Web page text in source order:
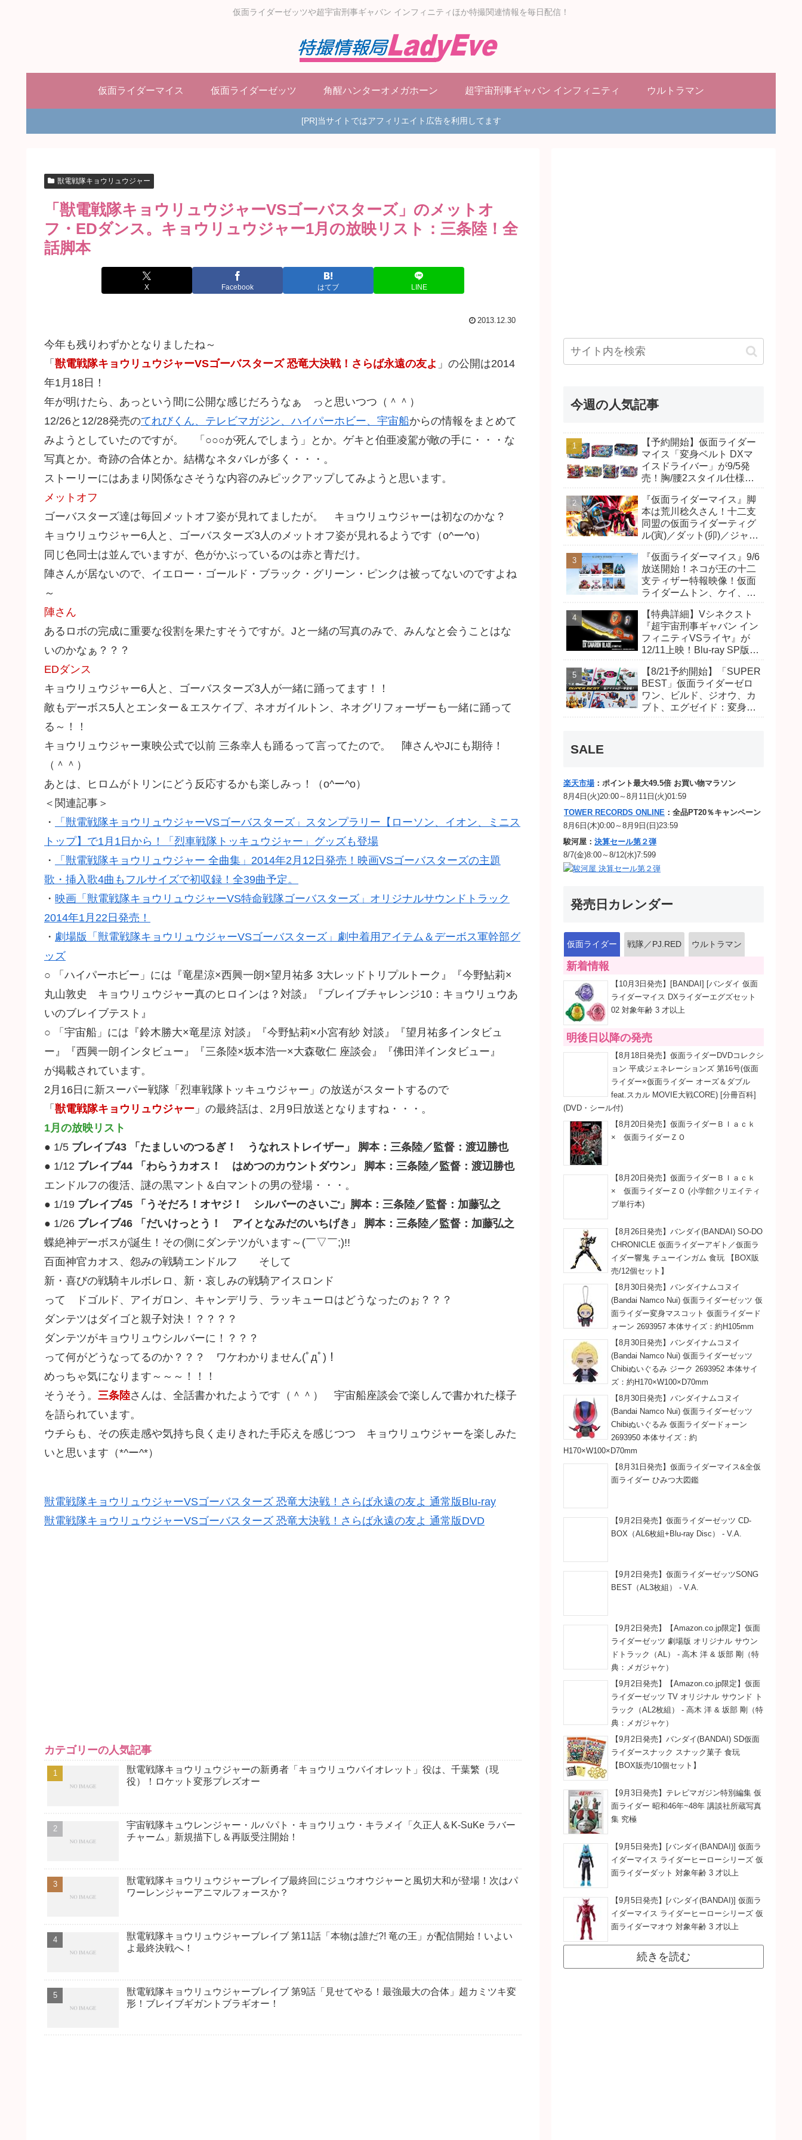
仮面ライダーゼッツや超宇宙刑事ギャバン インフィニティほか特撮関連情報を毎日配信！
仮面ライダーマイス 仮面ライダーゼッツ 角醒ハンターオメガホーン 超宇宙刑事ギャバン インフィニティ ウルトラマン
[PR]当サイトではアフィリエイト広告を利用してます
獣電戦隊キョウリュウジャー
「獣電戦隊キョウリュウジャーVSゴーバスターズ」のメットオ
フ・EDダンス。キョウリュウジャー1月の放映リスト：三条陸！全
話脚本
X Facebook はてブ LINE
2013.12.30
今年も残りわずかとなりましたね～
「 獣電戦隊キョウリュウジャーVSゴーバスターズ 恐竜大決戦！さらば永遠の友よ 」の公開は2014
年1月18日！
年が明けたら、あっという間に公開な感じだろうなぁ っと思いつつ（＾＾）
12/26と12/28発売のてれびくん、テレビマガジン、ハイパーホビー、宇宙船からの情報をまとめて
みようとしていたのですが。 「○○○が死んでしまう」とか。ゲキと伯亜凌駕が敵の手に・・・な
写真とか。奇跡の合体とか。結構なネタバレが多く・・・。
ストーリーにはあまり関係なさそうな内容のみピックアップしてみようと思います。
メットオフ
ゴーバスターズ達は毎回メットオフ姿が見れてましたが。 キョウリュウジャーは初なのかな？
キョウリュウジャー6人と、ゴーバスターズ3人のメットオフ姿が見れるようです（o^ー^o）
同じ色同士は並んでいますが、色がかぶっているのは赤と青だけ。
陣さんが居ないので、イエロー・ゴールド・ブラック・グリーン・ピンクは被ってないのですよね
～
陣さん
あるロボの完成に重要な役割を果たすそうですが。Jと一緒の写真のみで、みんなと会うことはな
いのかなぁ？？？
EDダンス
キョウリュウジャー6人と、ゴーバスターズ3人が一緒に踊ってます！！
敵もデーボス5人とエンター＆エスケイプ、ネオガイルトン、ネオグリフォーザーも一緒に踊って
る～！！
キョウリュウジャー東映公式で以前 三条幸人も踊るって言ってたので。 陣さんやJにも期待！
（＾＾）
あとは、ヒロムがトリンにどう反応するかも楽しみっ！（o^ー^o）
＜関連記事＞
・
「獣電戦隊キョウリュウジャーVSゴーバスターズ」スタンプラリー【ローソン、イオン、ミニス
トップ】で1月1日から！「烈車戦隊トッキュウジャー」グッズも登場
・
「獣電戦隊キョウリュウジャー 全曲集」2014年2月12日発売！映画VSゴーバスターズの主題
歌・挿入歌4曲もフルサイズで初収録！全39曲予定。
・ 映画「獣電戦隊キョウリュウジャーVS特命戦隊ゴーバスターズ」オリジナルサウンドトラック
2014年1月22日発売！
・ 劇場版「獣電戦隊キョウリュウジャーVSゴーバスターズ」劇中着用アイテム＆デーボス軍幹部グ
ッズ
○ 「ハイパーホビー」には『竜星涼×西興一朗×望月祐多 3大レッドトリプルトーク』『今野鮎莉×
丸山敦史 キョウリュウジャー真のヒロインは？対談』『ブレイブチャレンジ10：キョウリュウあ
いのブレイブテスト』
○ 「宇宙船」には『鈴木勝大×竜星涼 対談』『今野鮎莉×小宮有紗 対談』『望月祐多インタビュ
ー』『西興一朗インタビュー』『三条陸×坂本浩一×大森敬仁 座談会』『佛田洋インタビュー』
が掲載されています。
2月16日に新スーパー戦隊「烈車戦隊トッキュウジャー」の放送がスタートするので
「 獣電戦隊キョウリュウジャー 」の最終話は、2月9日放送となりますね・・・。
1月の放映リスト
● 1/5 ブレイブ43 「たましいのつるぎ！ うなれストレイザー」 脚本：三条陸／監督：渡辺勝也
● 1/12 ブレイブ44 「わらうカオス！ はめつのカウントダウン」 脚本：三条陸／監督：渡辺勝也
エンドルフの復活、謎の黒マント＆白マントの男の登場・・・。
● 1/19 ブレイブ45 「うそだろ！オヤジ！ シルバーのさいご」脚本：三条陸／監督：加藤弘之
● 1/26 ブレイブ46 「だいけっとう！ アイとなみだのいちげき」 脚本：三条陸／監督：加藤弘之
蝶絶神デーボスが誕生！その側にダンテツがいます～(￣▽￣;)!!
百面神官カオス、怨みの戦騎エンドルフ そして
新・喜びの戦騎キルボレロ、新・哀しみの戦騎アイスロンド
って ドゴルド、アイガロン、キャンデリラ、ラッキューロはどうなったのぉ？？？
ダンテツはダイゴと親子対決！？？？？
ダンテツがキョウリュウシルバーに！？？？
って何がどうなってるのか？？？ ワケわかりません(ﾟдﾟ)！
めっちゃ気になります～～～！！！
そうそう。 三条陸さんは、全話書かれたようです（＾＾） 宇宙船座談会で楽しんで書かれた様子
を語られています。
ウチらも、その疾走感や気持ち良く走りきれた手応えを感じつつ キョウリュウジャーを楽しみた
いと思います（*^ー^*）
獣電戦隊キョウリュウジャーVSゴーバスターズ 恐竜大決戦！さらば永遠の友よ 通常版Blu-ray
獣電戦隊キョウリュウジャーVSゴーバスターズ 恐竜大決戦！さらば永遠の友よ 通常版DVD
カテゴリーの人気記事
獣電戦隊キョウリュウジャーの新勇者「キョウリュウバイオレット」役は、千葉繁（現
役）！ロケット変形プレズオー
宇宙戦隊キュウレンジャー・ルパパト・キョウリュウ・キラメイ「久正人＆K-SuKe ラバー
チャーム」新規描下し＆再販受注開始！
獣電戦隊キョウリュウジャーブレイブ最終回にジュウオウジャーと風切大和が登場！次はパ
ワーレンジャーアニマルフォースか？
獣電戦隊キョウリュウジャーブレイブ 第11話「本物は誰だ?! 竜の王」が配信開始！いよい
よ最終決戦へ！
獣電戦隊キョウリュウジャーブレイブ 第9話「見せてやる！最強最大の合体」超カミツキ変
形！ブレイブギガントブラギオー！
今週の人気記事
【予約開始】仮面ライダー
マイス「変身ベルト DXマ
イスドライバー」が9/5発
売！胸/腰2スタイル仕様！
ッシュ、ジャオ/バイト、ケ
イ/ショットボーンバックル
も！
『仮面ライダーマイス』脚
本は荒川稔久さん！十二支
同盟の仮面ライダーティグ
ル(寅)／ダット(卯)／ジャオ
尾達臣のキャストが発表！
トリガーのアキト金子隼也
さんも変身！
『仮面ライダーマイス』9/6
放送開始！ネコが王の十二
支ティザー特報映像！仮面
ライダームトン、ケイ、ヴ
開！ライダーは子丑寅卯辰
巳午未申酉戌亥猫猫の14
人⁉
【特典詳細】Vシネクスト
『超宇宙刑事ギャバン イン
フィニティVSライヤ』が
12/11上映！Blu-ray SP版は
(エタニティver.)」「ユカイ
ダーエモルギー」ほか豪華
特典付き！
【8/21予約開始】「SUPER
BEST」仮面ライダーゼロ
ワン、ビルド、ジオウ、カ
ブト、エグゼイド：変身ベ
SALE
楽天市場 ：ポイント最大49.5倍 お買い物マラソン
8月4日(火)20:00～8月11日(火)01:59
TOWER RECORDS ONLINE ：全品PT20％キャンペーン
8月6日(木)0:00～8月9日(日)23:59
駿河屋： 決算セール第２弾
8/7(金)8:00～8/12(水)7:599
発売日カレンダー
仮面ライダー 戦隊／PJ.RED ウルトラマン
新着情報
【10月3日発売】[BANDAI] [バンダイ 仮面
ライダーマイス DXライダーエグズセット
02 対象年齢 3 才以上
明後日以降の発売
【8月18日発売】仮面ライダーDVDコレクシ
ョン 平成ジェネレーションズ 第16号(仮面
ライダー×仮面ライダー オーズ＆ダブル
feat.スカル MOVIE大戦CORE) [分冊百科]
(DVD・シール付)
【8月20日発売】仮面ライダーＢｌａｃｋ
× 仮面ライダーＺＯ
【8月20日発売】仮面ライダーＢｌａｃｋ
× 仮面ライダーＺＯ (小学館クリエイティ
ブ単行本)
【8月26日発売】バンダイ(BANDAI) SO-DO
CHRONICLE 仮面ライダーアギト／仮面ラ
イダー響鬼 チューインガム 食玩 【BOX販
売/12個セット】
【8月30日発売】バンダイナムコヌイ
(Bandai Namco Nui) 仮面ライダーゼッツ 仮
面ライダー変身マスコット 仮面ライダード
ォーン 2693957 本体サイズ：約H105mm
【8月30日発売】バンダイナムコヌイ
(Bandai Namco Nui) 仮面ライダーゼッツ
Chibiぬいぐるみ ジーク 2693952 本体サイ
ズ：約H170×W100×D70mm
【8月30日発売】バンダイナムコヌイ
(Bandai Namco Nui) 仮面ライダーゼッツ
Chibiぬいぐるみ 仮面ライダードォーン
2693950 本体サイズ：約
H170×W100×D70mm
【8月31日発売】仮面ライダーマイス&全仮
面ライダー ひみつ大図鑑
【9月2日発売】仮面ライダーゼッツ CD-
BOX（AL6枚組+Blu-ray Disc） - V.A.
【9月2日発売】仮面ライダーゼッツSONG
BEST（AL3枚組） - V.A.
【9月2日発売】【Amazon.co.jp限定】仮面
ライダーゼッツ 劇場版 オリジナル サウン
ドトラック（AL） - 高木 洋 & 坂部 剛（特
典：メガジャケ）
【9月2日発売】【Amazon.co.jp限定】仮面
ライダーゼッツ TV オリジナル サウンド ト
ラック（AL2枚組） - 高木 洋 & 坂部 剛（特
典：メガジャケ）
【9月2日発売】バンダイ(BANDAI) SD仮面
ライダースナック スナック菓子 食玩
【BOX販売/10個セット】
【9月3日発売】テレビマガジン特別編集 仮
面ライダー 昭和46年~48年 講談社所蔵写真
集 究極
【9月5日発売】[バンダイ(BANDAI)] 仮面ラ
イダーマイス ライダーヒーローシリーズ 仮
面ライダーダット 対象年齢 3 才以上
【9月5日発売】[バンダイ(BANDAI)] 仮面ラ
イダーマイス ライダーヒーローシリーズ 仮
面ライダーマオウ 対象年齢 3 才以上
続きを読む